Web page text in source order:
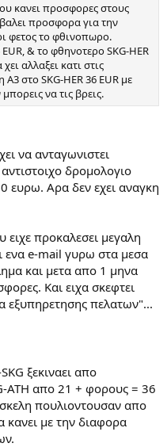
κανει προσφορες στους
προσφορα για την
φετος το φθινοπωρο.
& το φθηνοτερο SKG-HER
αλλαξει κατι στις
στο SKG-HER 36 EUR με
να τις βρεις.
να ανταγωνιστει
δρομολογιο
ευρω. Αρα δεν εχει αναγκη
προκαλεσει μεγαλη
ενα e-mail γυρω στα μεσα
και μετα απο 1 μηνα
Και ειχα σκεφτει
εξυπηρετησης πελατων"...
ξεκιναει απο
ATH απο 21 + φορους = 36
πουλιοντουσαν απο
κανει με την διαφορα